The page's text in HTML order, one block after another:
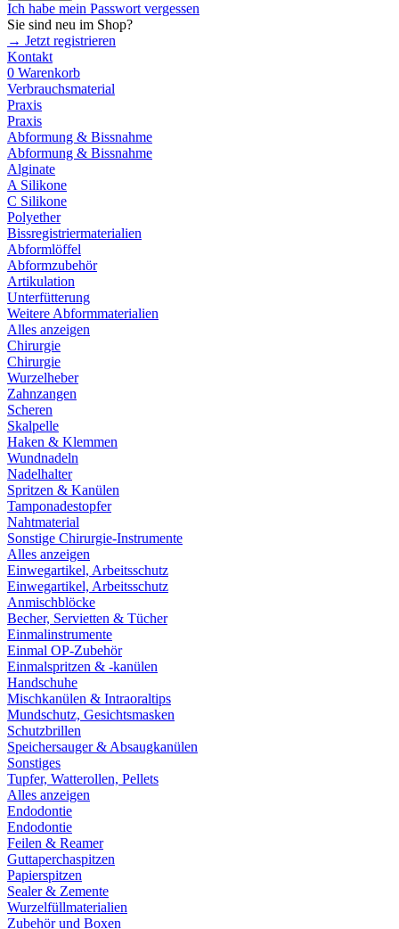
Ich habe mein Passwort vergessen
Sie sind neu im Shop?
→ Jetzt registrieren
Kontakt
0 Warenkorb
Verbrauchsmaterial
Praxis
Praxis
Abformung & Bissnahme
Abformung & Bissnahme
Alginate
A Silikone
C Silikone
Polyether
Bissregistriermaterialien
Abformlöffel
Abformzubehör
Artikulation
Unterfütterung
Weitere Abformmaterialien
Alles anzeigen
Chirurgie
Chirurgie
Wurzelheber
Zahnzangen
Scheren
Skalpelle
Haken & Klemmen
Wundnadeln
Nadelhalter
Spritzen & Kanülen
Tamponadestopfer
Nahtmaterial
Sonstige Chirurgie-Instrumente
Alles anzeigen
Einwegartikel, Arbeitsschutz
Einwegartikel, Arbeitsschutz
Anmischblöcke
Becher, Servietten & Tücher
Einmalinstrumente
Einmal OP-Zubehör
Einmalspritzen & -kanülen
Handschuhe
Mischkanülen & Intraoraltips
Mundschutz, Gesichtsmasken
Schutzbrillen
Speichersauger & Absaugkanülen
Sonstiges
Tupfer, Watterollen, Pellets
Alles anzeigen
Endodontie
Endodontie
Feilen & Reamer
Guttaperchaspitzen
Papierspitzen
Sealer & Zemente
Wurzelfüllmaterialien
Zubehör und Boxen